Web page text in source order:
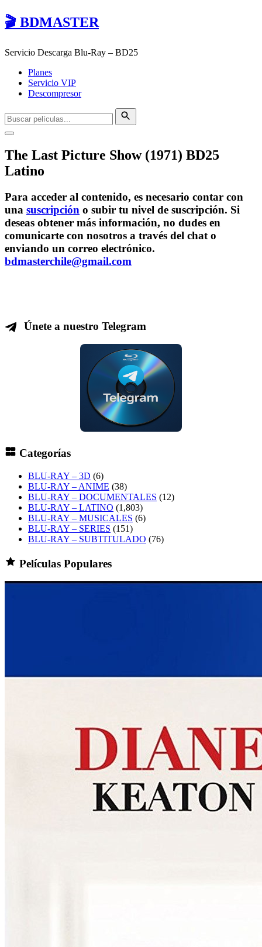
🎬 BDMASTER
Servicio Descarga Blu-Ray – BD25
Planes
Servicio VIP
Descompresor
The Last Picture Show (1971) BD25
Latino
Para acceder al contenido, es necesario contar con
una suscripción o subir tu nivel de suscripción. Si
deseas obtener más información, no dudes en
comunicarte con nosotros a través del chat o
enviando un correo electrónico.
bdmasterchile@gmail.com
Únete a nuestro Telegram
Categorías
BLU-RAY – 3D (6)
BLU-RAY – ANIME (38)
BLU-RAY – DOCUMENTALES (12)
BLU-RAY – LATINO (1,803)
BLU-RAY – MUSICALES (6)
BLU-RAY – SERIES (151)
BLU-RAY – SUBTITULADO (76)
Películas Populares